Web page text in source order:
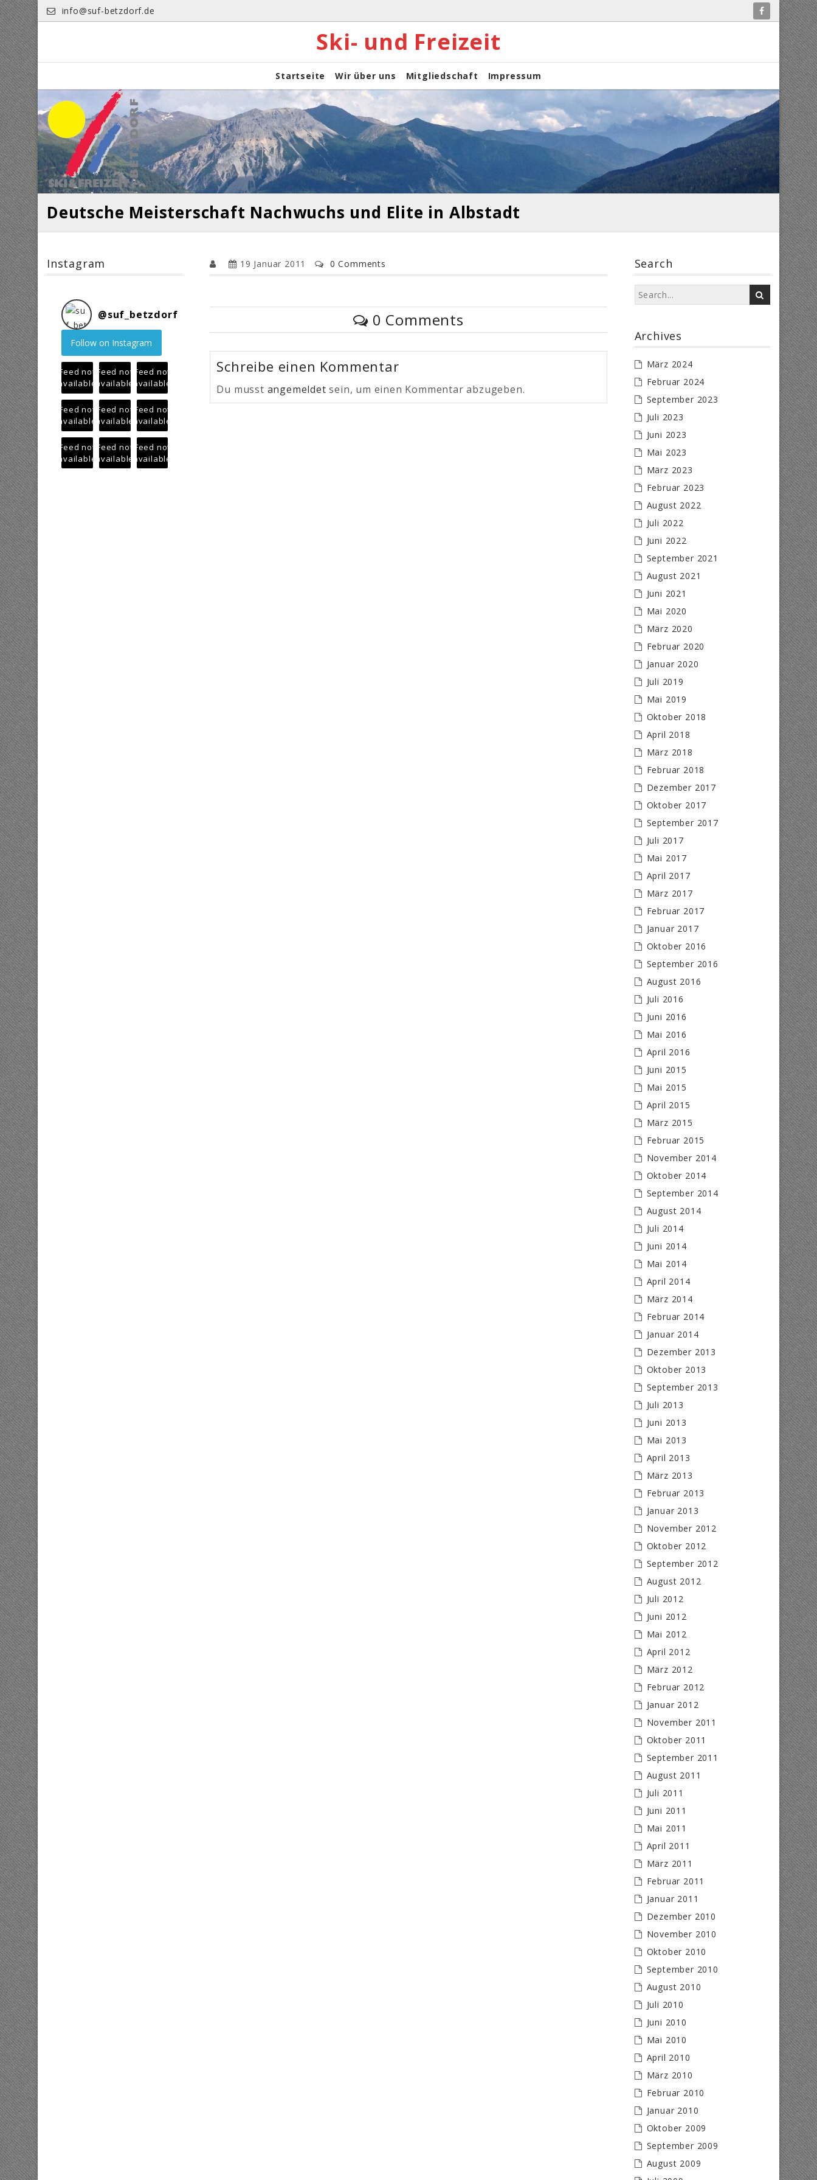
Skip
to
content
info@suf-betzdorf.de
Ski- und Freizeit
Startseite Wir über uns Mitgliedschaft Impressum
Deutsche Meisterschaft Nachwuchs und Elite in Albstadt
19 Januar 2011 0 Comments
0 Comments
Schreibe einen Kommentar
Du musst angemeldet sein, um einen Kommentar abzugeben.
Instagram
@suf_betzdorf
Follow on Instagram
Feed not
available
Feed not
available
Feed not
available
Feed not
available
Feed not
available
Feed not
available
Feed not
available
Feed not
available
Feed not
available
Search
Archives
März 2024
Februar 2024
September 2023
Juli 2023
Juni 2023
Mai 2023
März 2023
Februar 2023
August 2022
Juli 2022
Juni 2022
September 2021
August 2021
Juni 2021
Mai 2020
März 2020
Februar 2020
Januar 2020
Juli 2019
Mai 2019
Oktober 2018
April 2018
März 2018
Februar 2018
Dezember 2017
Oktober 2017
September 2017
Juli 2017
Mai 2017
April 2017
März 2017
Februar 2017
Januar 2017
Oktober 2016
September 2016
August 2016
Juli 2016
Juni 2016
Mai 2016
April 2016
Juni 2015
Mai 2015
April 2015
März 2015
Februar 2015
November 2014
Oktober 2014
September 2014
August 2014
Juli 2014
Juni 2014
Mai 2014
April 2014
März 2014
Februar 2014
Januar 2014
Dezember 2013
Oktober 2013
September 2013
Juli 2013
Juni 2013
Mai 2013
April 2013
März 2013
Februar 2013
Januar 2013
November 2012
Oktober 2012
September 2012
August 2012
Juli 2012
Juni 2012
Mai 2012
April 2012
März 2012
Februar 2012
Januar 2012
November 2011
Oktober 2011
September 2011
August 2011
Juli 2011
Juni 2011
Mai 2011
April 2011
März 2011
Februar 2011
Januar 2011
Dezember 2010
November 2010
Oktober 2010
September 2010
August 2010
Juli 2010
Juni 2010
Mai 2010
April 2010
März 2010
Februar 2010
Januar 2010
Oktober 2009
September 2009
August 2009